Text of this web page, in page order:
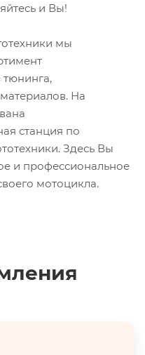
и Вы!
мы
На
станция по
Здесь Вы
и профессиональное
мотоцикла.